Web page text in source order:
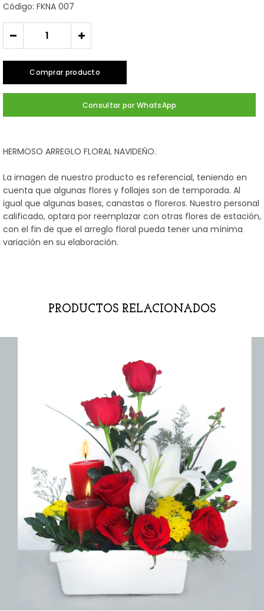
Código: FKNA 007
- +
Comprar producto
Consultar por WhatsApp
HERMOSO ARREGLO FLORAL NAVIDEÑO.
La imagen de nuestro producto es referencial, teniendo en
cuenta que algunas flores y follajes son de temporada. Al
igual que algunas bases, canastas o floreros. Nuestro personal
calificado, optara por reemplazar con otras flores de estación,
con el fin de que el arreglo floral pueda tener una mínima
variación en su elaboración.
PRODUCTOS RELACIONADOS